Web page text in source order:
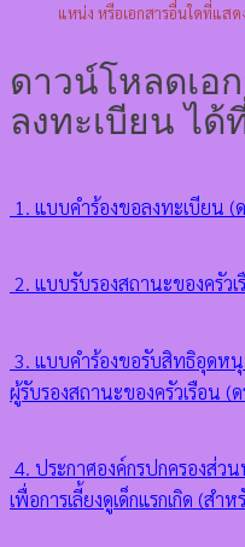
แหน่ง หรือเอกสารอื่นใดที่แส
ดาวน์โหลดเอ
ลงทะเบียน ได้
1. แบบคำร้องขอลงทะเบียน (
2. แบบรับรองสถานะของครัวเ
3. แบบคำร้องขอรับสิทธิอุดหนุ
ผู้รับรองสถานะของครัวเรือน (
4. ประกาศองค์กรปกครองส่ว
เพื่อการเลี้ยงดูเด็กแรกเกิด (ส